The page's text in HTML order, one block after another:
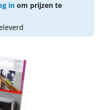
in om prijzen te